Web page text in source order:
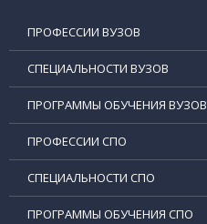
ПРОФЕССИИ ВУЗОВ
СПЕЦИАЛЬНОСТИ ВУЗОВ
ПРОГРАММЫ ОБУЧЕНИЯ ВУЗОВ
ПРОФЕССИИ СПО
СПЕЦИАЛЬНОСТИ СПО
ПРОГРАММЫ ОБУЧЕНИЯ СПО